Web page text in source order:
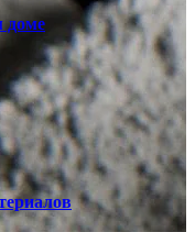
доме